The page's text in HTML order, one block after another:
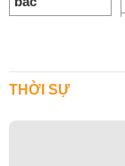
THỜI SỰ